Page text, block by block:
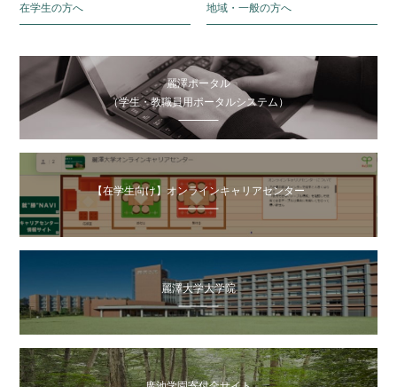
在学生の方へ 地域・一般の方へ
麗澤ポータル
（学生・教職員用ポータルシステム）
【在学生向け】オンラインキャリアセンター
麗澤大学大学院